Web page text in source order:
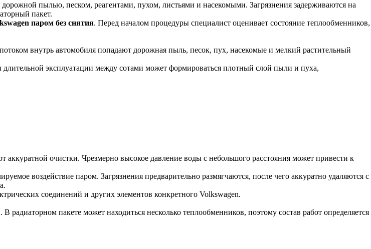
пылью, песком, реагентами, пухом, листьями и насекомыми. Загрязнения задерживаются на
пакет.
паром без снятия. Перед началом процедуры специалист оценивает состояние теплообменников,
внутрь автомобиля попадают дорожная пыль, песок, пух, насекомые и мелкий растительный
эксплуатации между сотами может формироваться плотный слой пыли и пуха,
очистки. Чрезмерно высокое давление воды с небольшого расстояния может привести к
воздействие паром. Загрязнения предварительно размягчаются, после чего аккуратно удаляются с
соединений и других элементов конкретного Volkswagen.
пакете может находиться несколько теплообменников, поэтому состав работ определяется